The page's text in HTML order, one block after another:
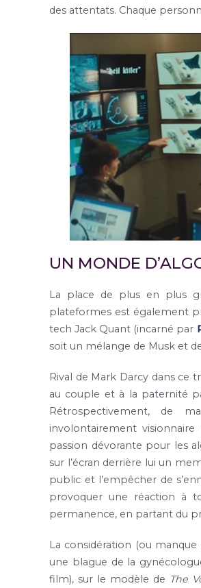
des attentats. Chaque
UN MONDE
La place de plus en plus
plateformes est également
tech Jack Quant (incarné par
soit un mélange de Musk et
Rival de Mark Darcy dans ce
au couple et à la paternité
Rétrospectivement, de
involontairement
passion dévorante pour les
sur l’écran derrière lui un
public et l’empêcher de
provoquer une réaction à
permanence, en partant du
La considération (ou
une blague de la
film), sur le modèle de The